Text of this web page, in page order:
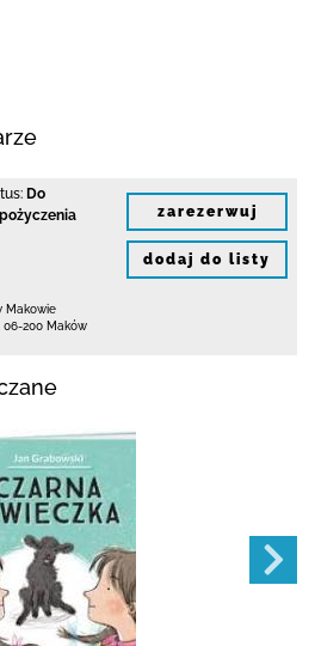
Do
Makowie
06-200 Maków
zarezerwuj
dodaj do listy